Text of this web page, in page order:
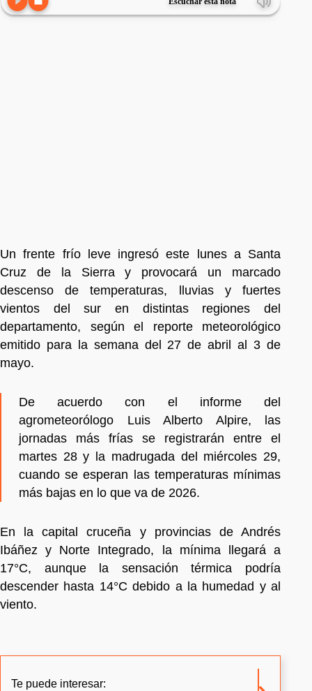
Un frente frío leve ingresó este lunes a Santa
Cruz de la Sierra y provocará un marcado
descenso de temperaturas, lluvias y fuertes
vientos del sur en distintas regiones del
departamento, según el reporte meteorológico
emitido para la semana del 27 de abril al 3 de
mayo.
De acuerdo con el informe del
agrometeorólogo Luis Alberto Alpire, las
jornadas más frías se registrarán entre el
martes 28 y la madrugada del miércoles 29,
cuando se esperan las temperaturas mínimas
más bajas en lo que va de 2026.
En la capital cruceña y provincias de Andrés
Ibáñez y Norte Integrado, la mínima llegará a
17°C, aunque la sensación térmica podría
descender hasta 14°C debido a la humedad y al
viento.
Te puede interesar: